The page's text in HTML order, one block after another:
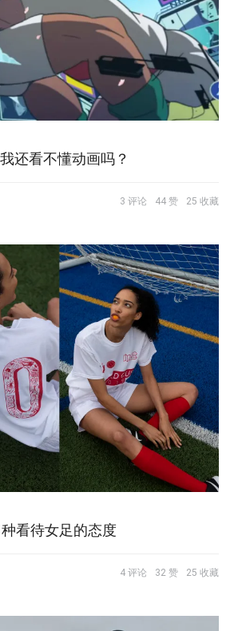
还看不懂动画吗？
3 评论 44 赞 25 收藏
看待女足的态度
4 评论 32 赞 25 收藏